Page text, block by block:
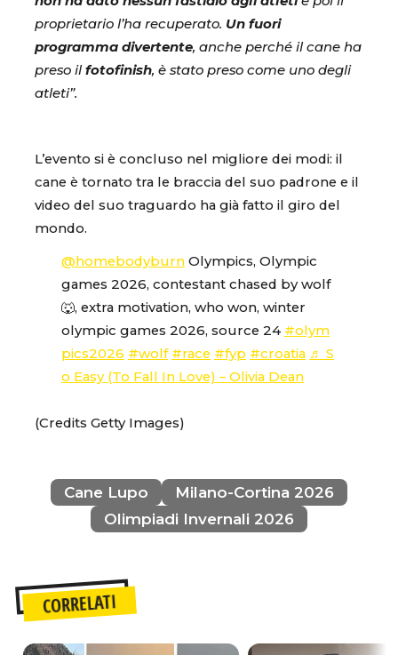
proprietario l’ha recuperato. Un fuori
programma divertente, anche perché il cane ha
preso ilfotofinish, è stato preso come uno degli
atleti”.
L’evento si è concluso nel migliore dei modi: il
cane è tornato tra le braccia del suo padrone e il
video del suo traguardo ha già fatto il giro del
mondo.
@homebodyburn Olympics, Olympic
games 2026, contestant chased by wolf
🐺, extra motivation, who won, winter
olympic games 2026, source 24 #olym
pics2026 #wolf #race #fyp #croatia ♬ S
o Easy (To Fall In Love) – Olivia Dean
(Credits Getty Images)
Cane Lupo
Milano-Cortina 2026
Olimpiadi Invernali 2026
CORRELATI